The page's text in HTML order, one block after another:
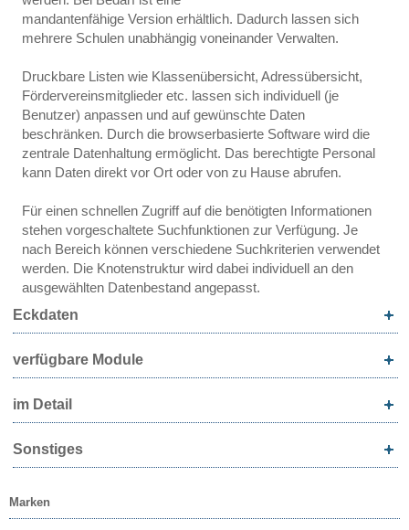
mandantenfähige Version erhältlich. Dadurch lassen sich
mehrere Schulen unabhängig voneinander Verwalten.
Druckbare Listen wie Klassenübersicht, Adressübersicht,
Fördervereinsmitglieder etc. lassen sich individuell (je
Benutzer) anpassen und auf gewünschte Daten
beschränken. Durch die browserbasierte Software wird die
zentrale Datenhaltung ermöglicht. Das berechtigte Personal
kann Daten direkt vor Ort oder von zu Hause abrufen.
Für einen schnellen Zugriff auf die benötigten Informationen
stehen vorgeschaltete Suchfunktionen zur Verfügung. Je
nach Bereich können verschiedene Suchkriterien verwendet
werden. Die Knotenstruktur wird dabei individuell an den
ausgewählten Datenbestand angepasst.
Eckdaten
verfügbare Module
im Detail
Sonstiges
Marken